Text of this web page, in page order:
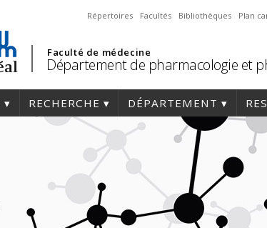
Répertoires Facultés Bibliothèques Plan
Faculté de médecine
Département de pharmacologie et
RECHERCHE DÉPARTEMENT